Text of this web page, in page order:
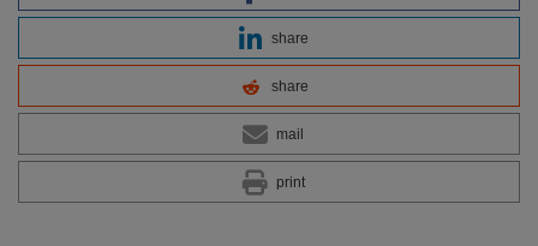
share
share
mail
print